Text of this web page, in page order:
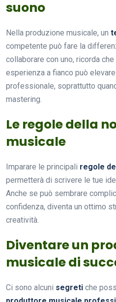
suono
Nella produzione musicale, un
competente può fare la
collaborare con uno, ricorda
esperienza a fianco può
professionale, soprattutto
mastering.
Le regole della
musicale
Imparare le principali regole
permetterà di scrivere le tue
Anche se può sembrare
confidenza, diventa un ottimo
creatività.
Diventare un
musicale di
Ci sono alcuni segreti che